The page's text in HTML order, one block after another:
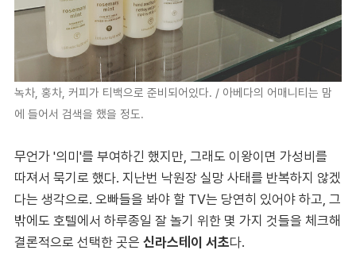
녹차, 홍차, 커피가 티백으로 준비되어있다. / 아베다의 어매니티는 맘
에 들어서 검색을 했을 정도.
무언가 '의미'를 부여하긴 했지만, 그래도 이왕이면 가성비를
따져서 묵기로 했다. 지난번 낙원장 실망 사태를 반복하지 않겠
다는 생각으로. 오빠들을 봐야 할 TV는 당연히 있어야 하고, 그
밖에도 호텔에서 하루종일 잘 놀기 위한 몇 가지 것들을 체크해
결론적으로 선택한 곳은 신라스테이 서초다.